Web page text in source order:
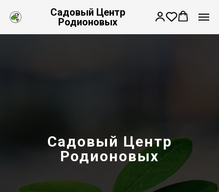
Садовый Центр
Родионовых
Садовый Центр
Родионовых